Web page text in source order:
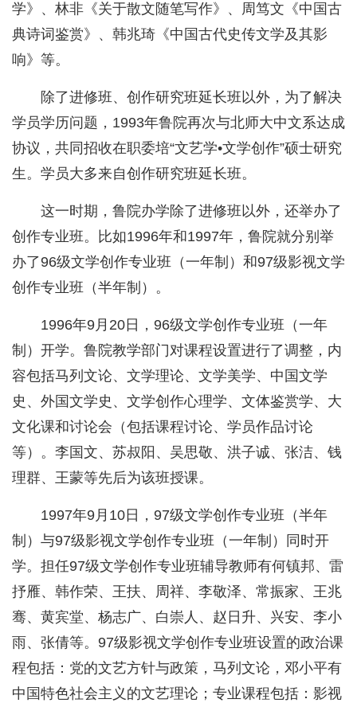
学》、林非《关于散文随笔写作》、周笃文《中国古
典诗词鉴赏》、韩兆琦《中国古代史传文学及其影
响》等。
除了进修班、创作研究班延长班以外，为了解决
学员学历问题，1993年鲁院再次与北师大中文系达成
协议，共同招收在职委培“文艺学•文学创作”硕士研究
生。学员大多来自创作研究班延长班。
这一时期，鲁院办学除了进修班以外，还举办了
创作专业班。比如1996年和1997年，鲁院就分别举
办了96级文学创作专业班（一年制）和97级影视文学
创作专业班（半年制）。
1996年9月20日，96级文学创作专业班（一年
制）开学。鲁院教学部门对课程设置进行了调整，内
容包括马列文论、文学理论、文学美学、中国文学
史、外国文学史、文学创作心理学、文体鉴赏学、大
文化课和讨论会（包括课程讨论、学员作品讨论
等）。李国文、苏叔阳、吴思敬、洪子诚、张洁、钱
理群、王蒙等先后为该班授课。
1997年9月10日，97级文学创作专业班（半年
制）与97级影视文学创作专业班（一年制）同时开
学。担任97级文学创作专业班辅导教师有何镇邦、雷
抒雁、韩作荣、王扶、周祥、李敬泽、常振家、王兆
骞、黄宾堂、杨志广、白崇人、赵日升、兴安、李小
雨、张倩等。97级影视文学创作专业班设置的政治课
程包括：党的文艺方针与政策，马列文论，邓小平有
中国特色社会主义的文艺理论；专业课程包括：影视